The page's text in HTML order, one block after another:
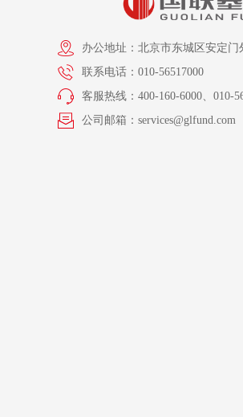
办公地址：北京市东城区安定
联系电话：010-56517000
客服热线：400-160-6000、010-
公司邮箱：services@glfund.com